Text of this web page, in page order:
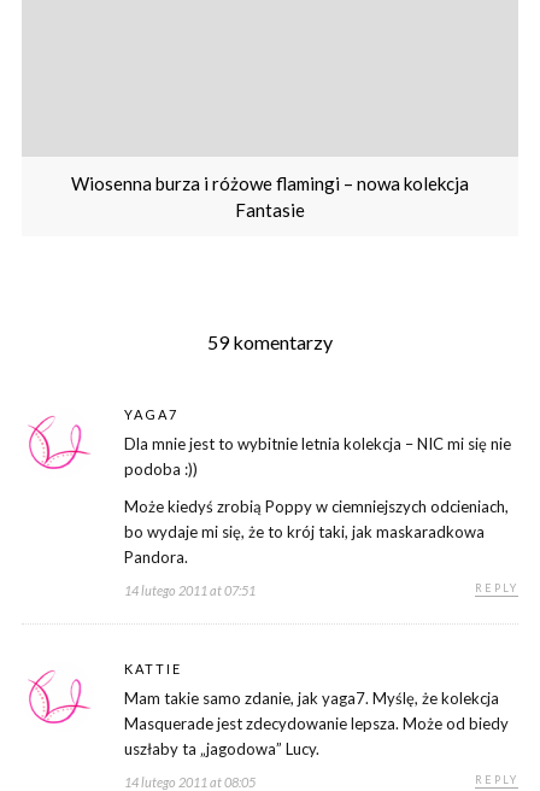
Wiosenna burza i różowe flamingi – nowa kolekcja
Fantasie
59 komentarzy
YAGA7
Dla mnie jest to wybitnie letnia kolekcja – NIC mi się nie
podoba :))
Może kiedyś zrobią Poppy w ciemniejszych odcieniach,
bo wydaje mi się, że to krój taki, jak maskaradkowa
Pandora.
14 lutego 2011 at 07:51 REPLY
KATTIE
Mam takie samo zdanie, jak yaga7. Myślę, że kolekcja
Masquerade jest zdecydowanie lepsza. Może od biedy
uszłaby ta „jagodowa” Lucy.
14 lutego 2011 at 08:05 REPLY